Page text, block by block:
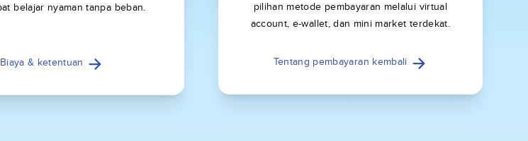
belajar nyaman tanpa beban.
Biaya & ketentuan
pilihan metode pembayaran melalui virtual
account, e-wallet, dan mini market terdekat.
Tentang pembayaran kembali